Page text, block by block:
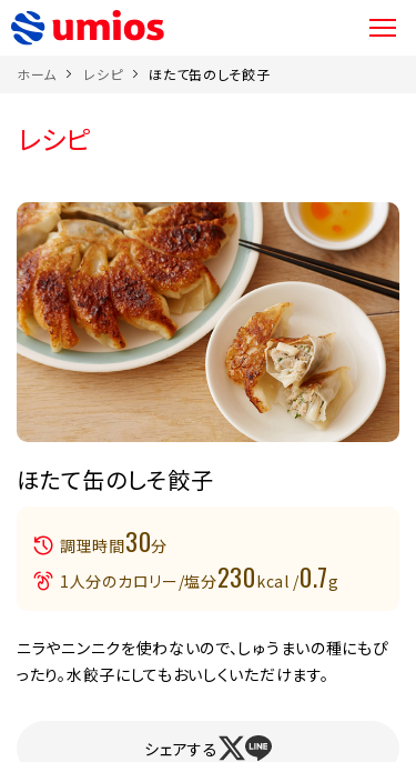
ホーム レシピ ほたて缶のしそ餃子
レシピ
ほたて缶のしそ餃子
調理時間30分
1人分のカロリー/塩分230kcal /0.7g
ニラやニンニクを使わないので、しゅうまいの種にもぴ
ったり。水餃子にしてもおいしくいただけます。
シェアする